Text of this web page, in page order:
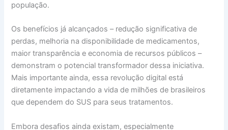
população.
Os benefícios já alcançados – redução significativa de
perdas, melhoria na disponibilidade de medicamentos,
maior transparência e economia de recursos públicos –
demonstram o potencial transformador dessa iniciativa.
Mais importante ainda, essa revolução digital está
diretamente impactando a vida de milhões de brasileiros
que dependem do SUS para seus tratamentos.
Embora desafios ainda existam, especialmente